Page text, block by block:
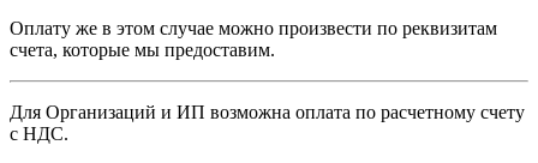
Оплату же в этом случае можно произвести по реквизитам
счета, которые мы предоставим.
Для Организаций и ИП возможна оплата по расчетному счету
с НДС.